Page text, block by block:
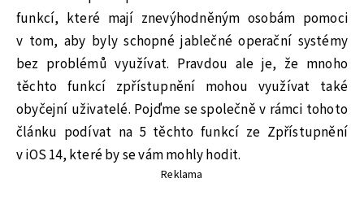
funkcí, které mají znevýhodněným osobám pomoci
v tom, aby byly schopné jablečné operační systémy
bez problémů využívat. Pravdou ale je, že mnoho
těchto funkcí zpřístupnění mohou využívat také
obyčejní uživatelé. Pojďme se společně v rámci tohoto
článku podívat na 5 těchto funkcí ze Zpřístupnění
v iOS 14, které by se vám mohly hodit.
Reklama